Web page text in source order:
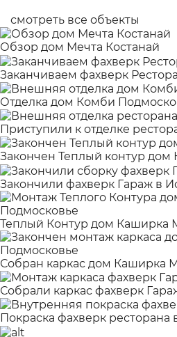
смотреть все объекты
Обзор дом Мечта Костанай
Заканчиваем фахверк
Отделка дом Комби
Приступили к отделке
Закончен Теплый контур дом
Закончили фахверк Гараж в
Теплый Контур дом Каширка
Собран каркас дом Каширка
Собрали каркас фахверк
Покраска фахверк ресторана